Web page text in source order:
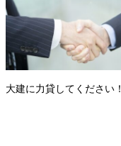
大建に力貸してください！